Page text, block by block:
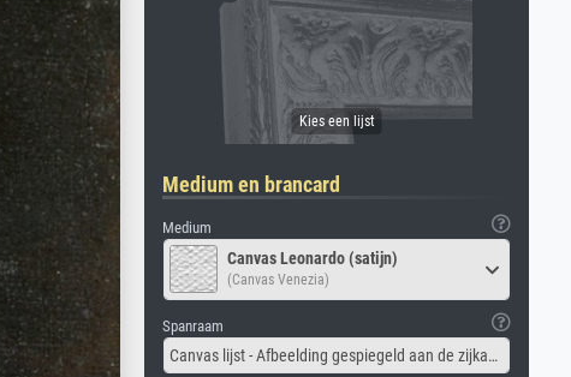
Medium en brancard
Medium
Canvas Leonardo (satijn)
(Canvas Venezia)
Spanraam
Canvas lijst - Afbeelding gespiegeld aan de zijkant